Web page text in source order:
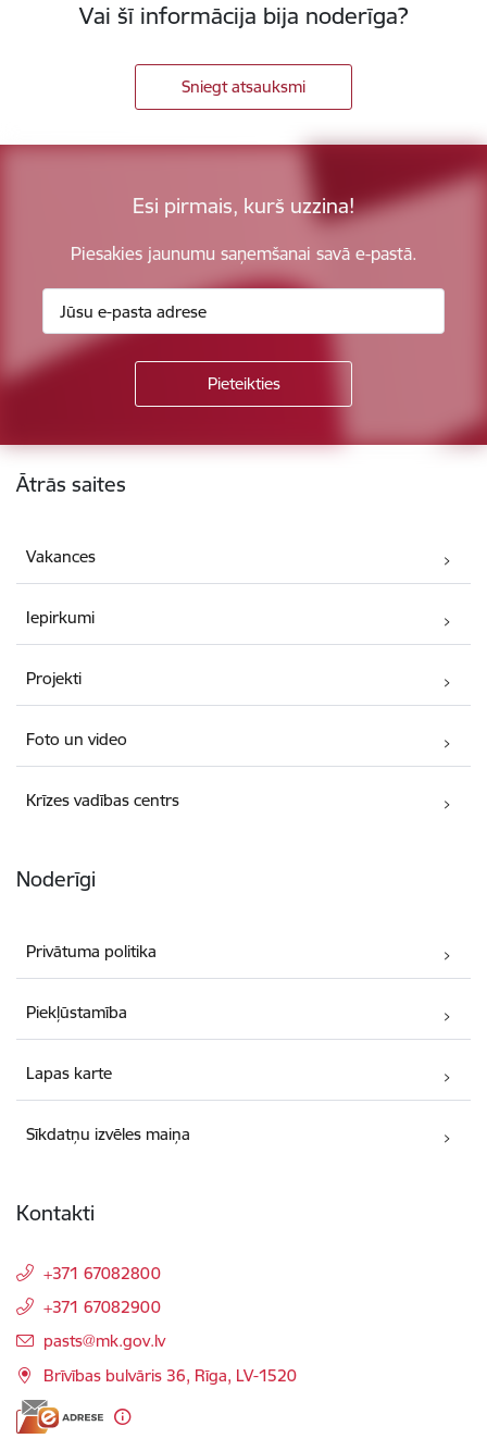
Vai šī informācija bija noderīga?
Sniegt atsauksmi
Esi pirmais, kurš uzzina!
Piesakies jaunumu saņemšanai savā e-pastā.
Kājene
Ātrās saites
Vakances
Iepirkumi
Projekti
Foto un video
Krīzes vadības centrs
Noderīgi
Privātuma politika
Piekļūstamība
Lapas karte
Sīkdatņu izvēles maiņa
Kontakti
+371 67082800
+371 67082900
E-pasts:
pasts@mk.gov.lv
Brīvības bulvāris 36, Rīga, LV-1520